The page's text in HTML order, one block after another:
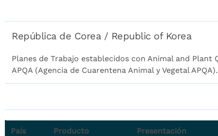
República de Corea / Republic of Korea
Planes de Trabajo establecidos con Animal and Plant
APQA (Agencia de Cuarentena Animal y Vegetal APQA).
País Producto Presentación